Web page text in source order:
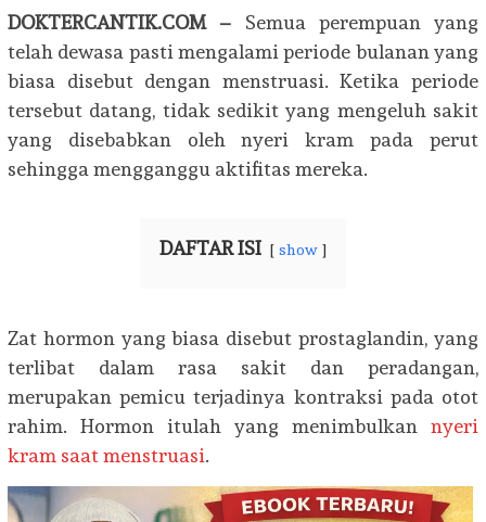
DOKTERCANTIK.COM – Semua perempuan yang
telah dewasa pasti mengalami periode bulanan yang
biasa disebut dengan menstruasi. Ketika periode
tersebut datang, tidak sedikit yang mengeluh sakit
yang disebabkan oleh nyeri kram pada perut
sehingga mengganggu aktifitas mereka.
DAFTAR ISI show
Zat hormon yang biasa disebut prostaglandin, yang
terlibat dalam rasa sakit dan peradangan,
merupakan pemicu terjadinya kontraksi pada otot
rahim. Hormon itulah yang menimbulkan nyeri
kram saat menstruasi.